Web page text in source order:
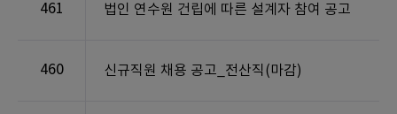
461 법인 연수원 건립에 따른 설계자 참여 공고
460 신규직원 채용 공고_전산직(마감)